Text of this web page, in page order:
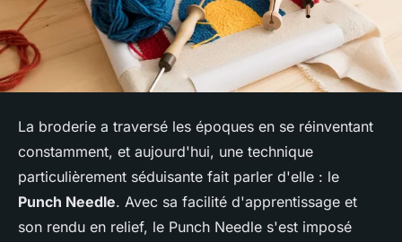
La broderie a traversé les époques en se réinventant
constamment, et aujourd'hui, une technique
particulièrement séduisante fait parler d'elle : le
Punch Needle. Avec sa facilité d'apprentissage et
son rendu en relief, le Punch Needle s'est imposé